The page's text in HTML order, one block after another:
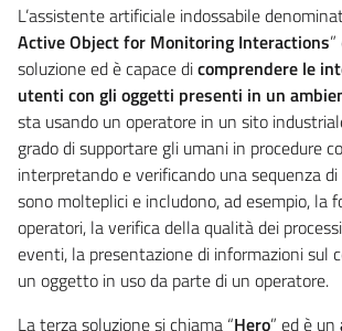
L’assistente artificiale indossabile
Active Object for Monitoring Interactions
soluzione ed è capace dicomprendere le
utenti con gli oggetti presenti in un
sta usando un operatore in un sito
grado di supportare gli umani in procedure
interpretando e verificando una sequenza di
sono molteplici e includono, ad esempio, la
operatori, la verifica della qualità dei
eventi, la presentazione di informazioni sul
un oggetto in uso da parte di un operatore.
La terza soluzione si chiama “Hero” ed è un